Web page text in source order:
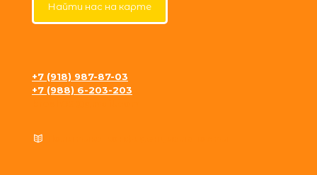
Найти нас на карте
+7 (918) 987-87-03
+7 (988) 6-203-203